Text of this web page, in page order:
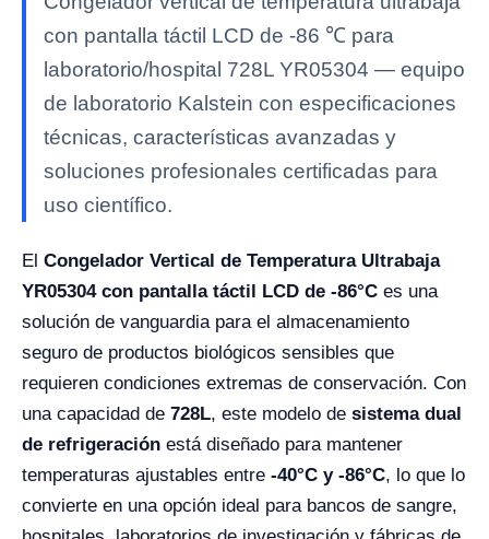
con pantalla táctil LCD de -86 ℃ para
laboratorio/hospital 728L YR05304 — equipo
de laboratorio Kalstein con especificaciones
técnicas, características avanzadas y
soluciones profesionales certificadas para
uso científico.
El Congelador Vertical de Temperatura Ultrabaja
YR05304 con pantalla táctil LCD de -86°C es una
solución de vanguardia para el almacenamiento
seguro de productos biológicos sensibles que
requieren condiciones extremas de conservación. Con
una capacidad de 728L, este modelo de sistema dual
de refrigeración está diseñado para mantener
temperaturas ajustables entre -40°C y -86°C, lo que lo
convierte en una opción ideal para bancos de sangre,